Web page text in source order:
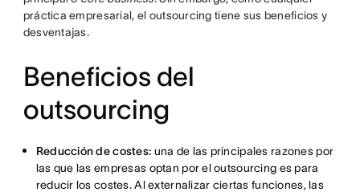
práctica empresarial, el outsourcing tiene sus beneficios y
desventajas.
Beneficios del
outsourcing
Reducción de costes: una de las principales razones por
las que las empresas optan por el outsourcing es para
reducir los costes. Al externalizar ciertas funciones, las